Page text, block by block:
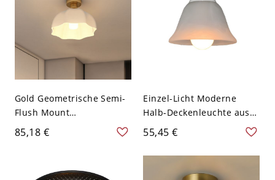
Gold Geometrische Semi-
Flush Mount
Deckenleuchte mit
mattiertem Glasschirm -
85,18 €
Einzel-Licht Moderne
Halb-Deckenleuchte aus
Metall mit einem nach
unten strahlenden
Metallschirm - 110V-120V
55,45 €